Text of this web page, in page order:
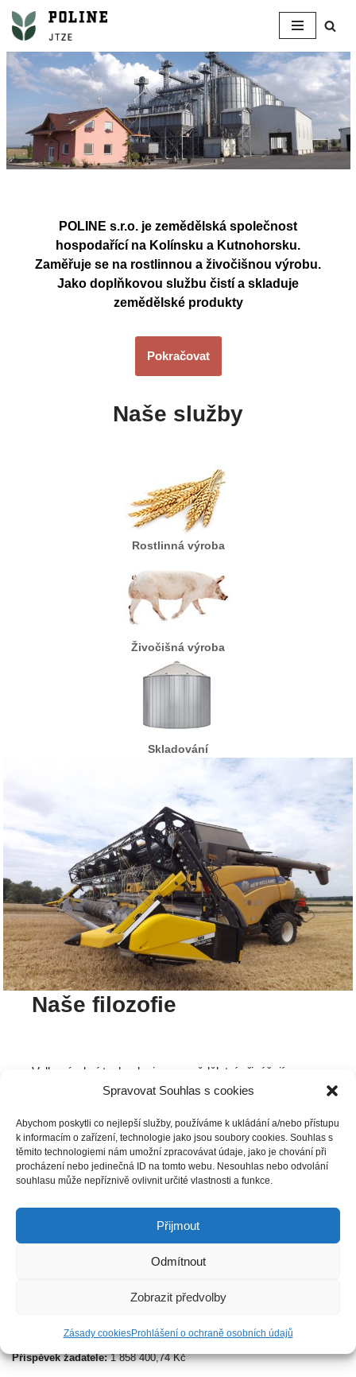
Spravovat Souhlas s cookies
Abychom poskytli co nejlepší služby, používáme k ukládání a/nebo přístupu
k informacím o zařízení, technologie jako jsou soubory cookies. Souhlas s
těmito technologiemi nám umožní zpracovávat údaje, jako je chování při
procházení nebo jedinečná ID na tomto webu. Nesouhlas nebo odvolání
souhlasu může nepříznivě ovlivnit určité vlastnosti a funkce.
Přijmout
Odmítnout
Zobrazit předvolby
Zásady cookiesProhlášení o ochraně osobních údajů
Přeskočit
na
obsah
POLINE s.r.o. je zemědělská společnost
hospodařící na Kolínsku a Kutnohorsku.
Zaměřuje se na rostlinnou a živočišnou výrobu.
Jako doplňkovou službu čistí a skladuje
zemědělské produkty
Pokračovat
Naše služby
Rostlinná výroba
Živočišná výroba
Skladování
Naše filozofie
Velkovýrobní technologie v zemědělství přinášejí
některé negativní dopady na krajinu a přírodu.
strojového vybavení se je snažíme minimalizovat.
Celkové způsobilé výdaje:
2 645 858,00 Kč
Příspěvek Modernizačního fondu:787 457,26 Kč
Příspěvek žadatele:1 858 400,74 Kč